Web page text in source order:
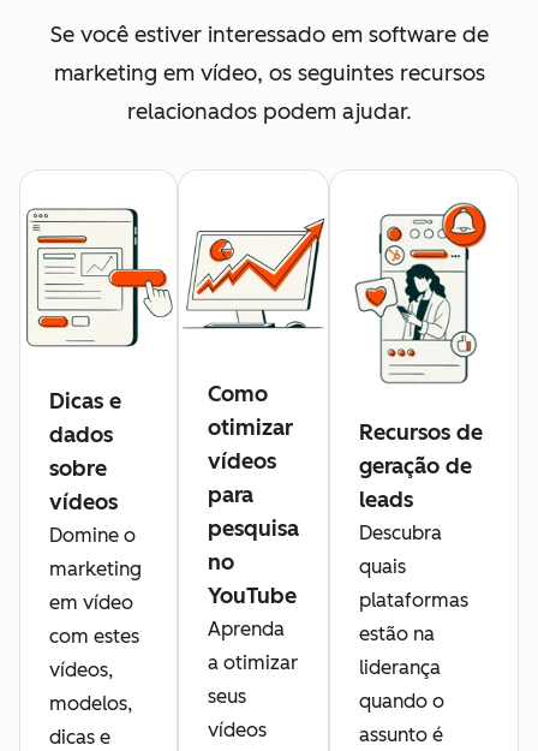
Se você estiver interessado em software de
marketing em vídeo, os seguintes recursos
relacionados podem ajudar.
Dicas e
dados
sobre
vídeos
Domine o
marketing
em vídeo
com estes
vídeos,
modelos,
dicas e
Como
otimizar
vídeos
para
pesquisa
no
YouTube
Aprenda
a otimizar
seus
vídeos
Recursos de
geração de
leads
Descubra
quais
plataformas
estão na
liderança
quando o
assunto é